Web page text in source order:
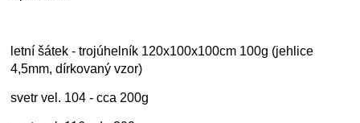
letní šátek - trojúhelník 120x100x100cm 100g (jehlice
4,5mm, dírkovaný vzor)
svetr vel. 104 - cca 200g